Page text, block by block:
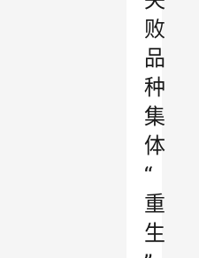
败
品
种
集
体
“
重
生